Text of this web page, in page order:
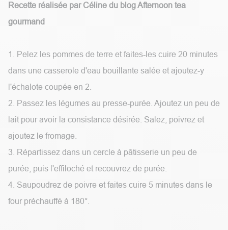
Recette réalisée par Céline du blog Afternoon tea
gourmand
1. Pelez les pommes de terre et faites-les cuire 20 minutes
dans une casserole d'eau bouillante salée et ajoutez-y
l'échalote coupée en 2.
2. Passez les légumes au presse-purée. Ajoutez un peu de
lait pour avoir la consistance désirée. Salez, poivrez et
ajoutez le fromage.
3. Répartissez dans un cercle à pâtisserie un peu de
purée, puis l'effiloché et recouvrez de purée.
4. Saupoudrez de poivre et faites cuire 5 minutes dans le
four préchauffé à 180°.